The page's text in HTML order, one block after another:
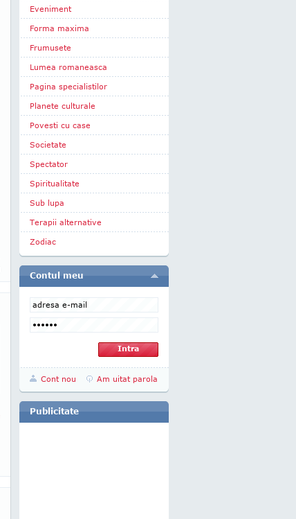
Eveniment
Forma maxima
Frumusete
Lumea romaneasca
Pagina specialistilor
Planete culturale
Povesti cu case
Societate
Spectator
Spiritualitate
Sub lupa
Terapii alternative
Zodiac
Contul meu
Cont nou Am uitat parola
Publicitate